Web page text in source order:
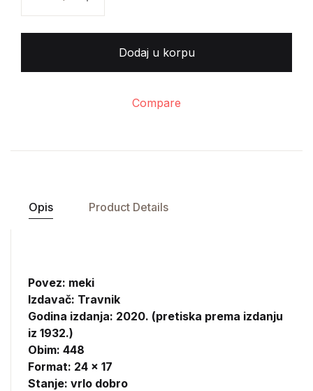
Dodaj u korpu
Compare
Opis Product Details
Povez: meki
Izdavač: Travnik
Godina izdanja: 2020. (pretiska prema izdanju
iz 1932.)
Obim: 448
Format: 24 x 17
Stanje: vrlo dobro